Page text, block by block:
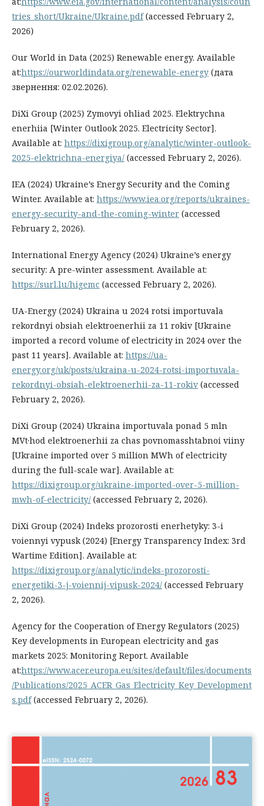
tries_short/Ukraine/Ukraine.pdf(accessed February 2,
2026)
Our World in Data (2025) Renewable energy. Available
at:https://ourworldindata.org/renewable-energy (дата
звернення: 02.02.2026).
DiXi Group (2025) Zymovyi ohliad 2025. Elektrychna
enerhiia [Winter Outlook 2025. Electricity Sector].
Available at: https://dixigroup.org/analytic/winter-outlook-
2025-elektrichna-energiya/ (accessed February 2, 2026).
IEA (2024) Ukraine’s Energy Security and the Coming
Winter. Available at: https://www.iea.org/reports/ukraines-
energy-security-and-the-coming-winter (accessed
February 2, 2026).
International Energy Agency (2024) Ukraine’s energy
security: A pre-winter assessment. Available at:
https://surl.lu/higemc (accessed February 2, 2026).
UA-Energy (2024) Ukraina u 2024 rotsi importuvala
rekordnyi obsiah elektroenerhii za 11 rokiv [Ukraine
imported a record volume of electricity in 2024 over the
past 11 years]. Available at: https://ua-
energy.org/uk/posts/ukraina-u-2024-rotsi-importuvala-
rekordnyi-obsiah-elektroenerhii-za-11-rokiv (accessed
February 2, 2026).
DiXi Group (2024) Ukraina importuvala ponad 5 mln
MVt·hod elektroenerhii za chas povnomasshtabnoi viiny
[Ukraine imported over 5 million MWh of electricity
during the full-scale war]. Available at:
https://dixigroup.org/ukraine-imported-over-5-million-
mwh-of-electricity/ (accessed February 2, 2026).
DiXi Group (2024) Indeks prozorosti enerhetyky: 3-i
voiennyi vypusk (2024) [Energy Transparency Index: 3rd
Wartime Edition]. Available at:
https://dixigroup.org/analytic/indeks-prozorosti-
energetiki-3-j-voiennij-vipusk-2024/ (accessed February
2, 2026).
Agency for the Cooperation of Energy Regulators (2025)
Key developments in European electricity and gas
markets 2025: Monitoring Report. Available
at:https://www.acer.europa.eu/sites/default/files/documents
/Publications/2025_ACER_Gas_Electricity_Key_Development
s.pdf(accessed February 2, 2026).